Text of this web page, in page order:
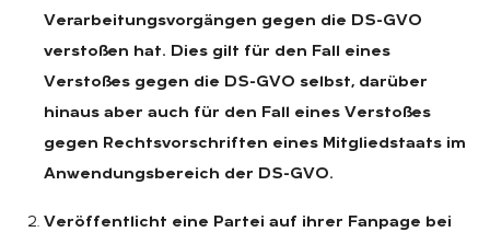
Verarbeitungsvorgängen gegen die DS-GVO
verstoßen hat. Dies gilt für den Fall eines
Verstoßes gegen die DS-GVO selbst, darüber
hinaus aber auch für den Fall eines Verstoßes
gegen Rechtsvorschriften eines Mitgliedstaats im
Anwendungsbereich der DS-GVO.
Veröffentlicht eine Partei auf ihrer Fanpage bei